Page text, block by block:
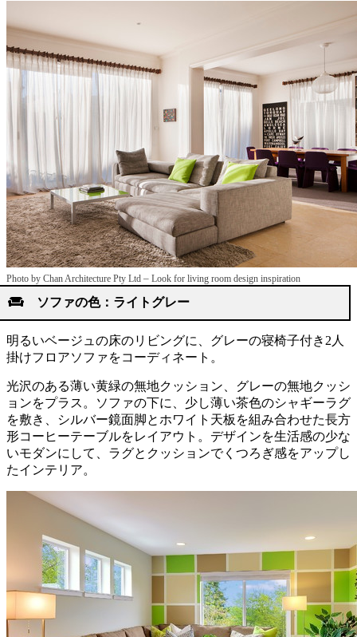
Photo by Chan Architecture Pty Ltd – Look for living room design inspiration
ソファの色：ライトグレー
明るいベージュの床のリビングに、グレーの寝椅子付き2人
掛けフロアソファをコーディネート。
光沢のある薄い黄緑の無地クッション、グレーの無地クッシ
ョンをプラス。ソファの下に、少し薄い茶色のシャギーラグ
を敷き、シルバー鏡面脚とホワイト天板を組み合わせた長方
形コーヒーテーブルをレイアウト。デザインを生活感の少な
いモダンにして、ラグとクッションでくつろぎ感をアップし
たインテリア。